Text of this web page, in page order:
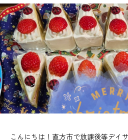
こんにちは！直方市で放課後等デイ